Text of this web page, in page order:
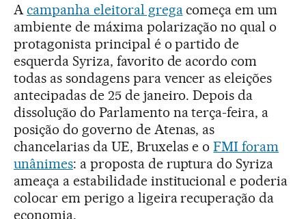
A campanha eleitoral gregacomeça em um
ambiente de máxima polarização no qual o
protagonista principal é o partido de
esquerda Syriza, favorito de acordo com
todas as sondagens para vencer as eleições
antecipadas de 25 de janeiro. Depois da
dissolução do Parlamento na terça-feira, a
posição do governo de Atenas, as
chancelarias da UE, Bruxelas e oFMI foram
unânimes: a proposta de ruptura do Syriza
ameaça a estabilidade institucional e poderia
colocar em perigo a ligeira recuperação da
economia.